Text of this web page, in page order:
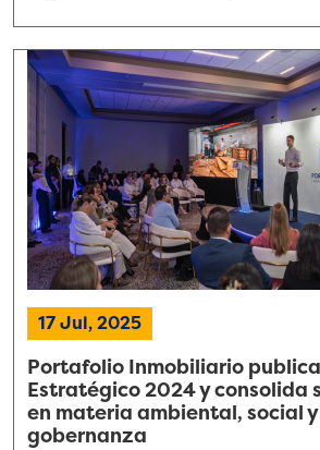
17 Jul, 2025
Portafolio Inmobiliario
Estratégico 2024 y consolida
en materia ambiental, social
gobernanza